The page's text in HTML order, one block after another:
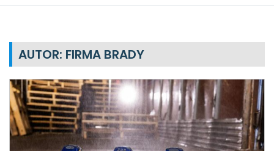
t
AUTOR: FIRMA BRADY